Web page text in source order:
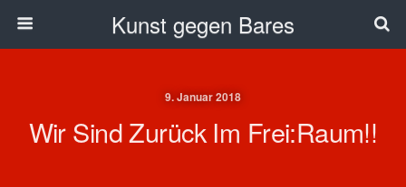
Kunst gegen Bares
9. Januar 2018
Wir Sind Zurück Im Frei:Raum!!